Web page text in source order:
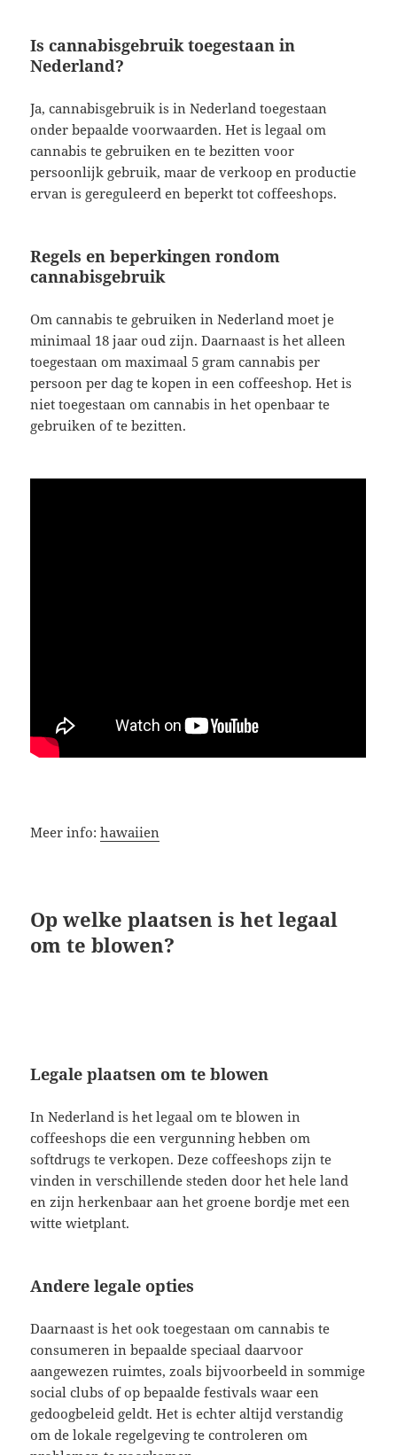
Is cannabisgebruik toegestaan in
Nederland?
Ja, cannabisgebruik is in Nederland toegestaan
onder bepaalde voorwaarden. Het is legaal om
cannabis te gebruiken en te bezitten voor
persoonlijk gebruik, maar de verkoop en productie
ervan is gereguleerd en beperkt tot coffeeshops.
Regels en beperkingen rondom
cannabisgebruik
Om cannabis te gebruiken in Nederland moet je
minimaal 18 jaar oud zijn. Daarnaast is het alleen
toegestaan om maximaal 5 gram cannabis per
persoon per dag te kopen in een coffeeshop. Het is
niet toegestaan om cannabis in het openbaar te
gebruiken of te bezitten.
Meer info:hawaiien
Op welke plaatsen is het legaal
om te blowen?
Legale plaatsen om te blowen
In Nederland is het legaal om te blowen in
coffeeshops die een vergunning hebben om
softdrugs te verkopen. Deze coffeeshops zijn te
vinden in verschillende steden door het hele land
en zijn herkenbaar aan het groene bordje met een
witte wietplant.
Andere legale opties
Daarnaast is het ook toegestaan om cannabis te
consumeren in bepaalde speciaal daarvoor
aangewezen ruimtes, zoals bijvoorbeeld in sommige
social clubs of op bepaalde festivals waar een
gedoogbeleid geldt. Het is echter altijd verstandig
om de lokale regelgeving te controleren om